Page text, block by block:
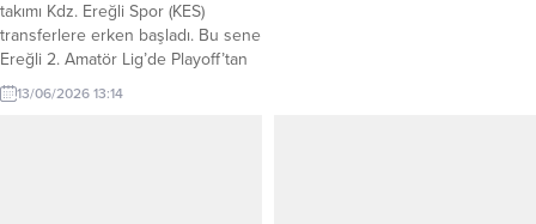
takımı Kdz. Ereğli Spor (KES)
transferlere erken başladı. Bu sene
Ereğli 2. Amatör Lig’de Playoff’tan
şampiyon olarak çıkan ve 2026-
2027 futbol sezonunda Ereğli 1.
13/06/2026 13:14